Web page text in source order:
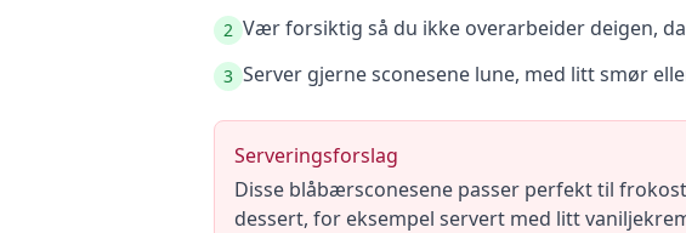
2 Vær forsiktig så du ikke overarbeider deigen,
3 Server gjerne sconesene lune, med litt smør
Serveringsforslag
Disse blåbærsconesene passer perfekt til
dessert, for eksempel servert med litt